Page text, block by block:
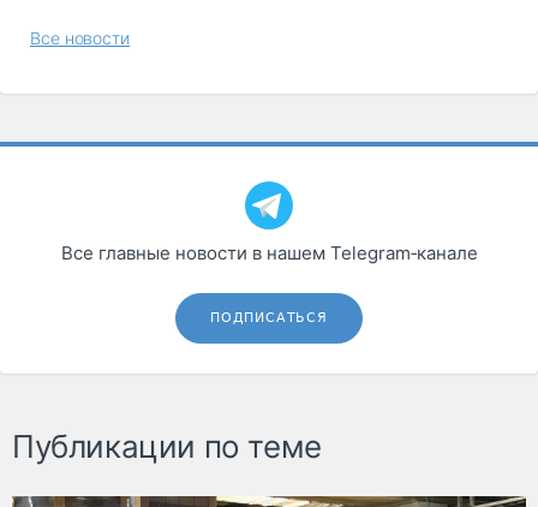
Все новости
Все главные новости в нашем Telegram‑канале
ПОДПИСАТЬСЯ
Публикации по теме